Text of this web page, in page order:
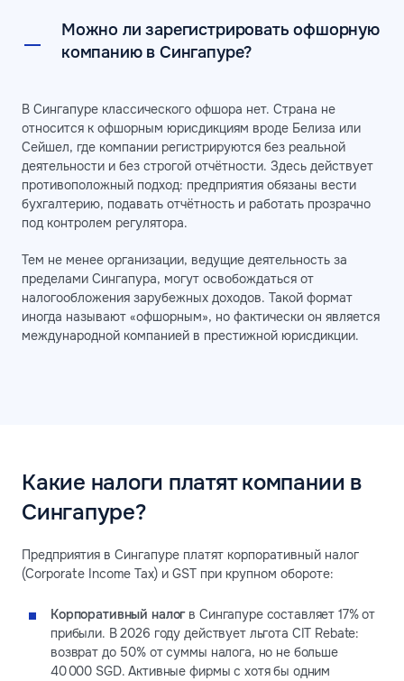
Можно ли зарегистрировать офшорную
компанию в Сингапуре?
В Сингапуре классического офшора нет. Страна не
относится к офшорным юрисдикциям вроде Белиза или
Сейшел, где компании регистрируются без реальной
деятельности и без строгой отчётности. Здесь действует
противоположный подход: предприятия обязаны вести
бухгалтерию, подавать отчётность и работать прозрачно
под контролем регулятора.
Тем не менее организации, ведущие деятельность за
пределами Сингапура, могут освобождаться от
налогообложения зарубежных доходов. Такой формат
иногда называют «офшорным», но фактически он является
международной компанией в престижной юрисдикции.
Какие налоги платят компании в
Сингапуре?
Предприятия в Сингапуре платят корпоративный налог
(Corporate Income Tax) и GST при крупном обороте:
Корпоративный налог в Сингапуре составляет 17% от
прибыли. В 2026 году действует льгота CIT Rebate:
возврат до 50% от суммы налога, но не больше
40 000 SGD. Активные фирмы с хотя бы одним